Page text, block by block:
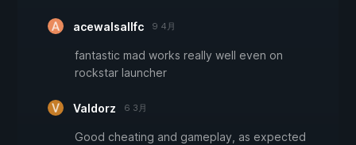
acewalsallfc 9 4月
fantastic mad works really well even on
rockstar launcher
Valdorz 6 3月
Good cheating and gameplay, as expected